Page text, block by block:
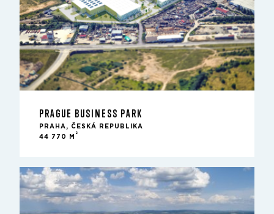
PRAGUE BUSINESS PARK
PRAHA, ČESKÁ REPUBLIKA
44 770 M
2